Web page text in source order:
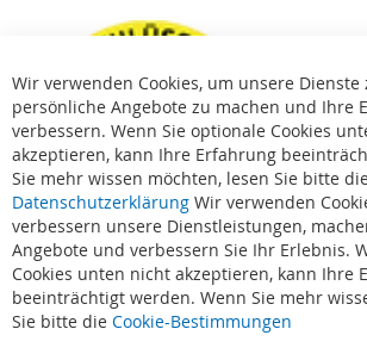
Suchbegriffe
Wir verwenden Cookies, um unsere Dienste
persönliche Angebote zu machen und Ihre
verbessern. Wenn Sie optionale Cookies
akzeptieren, kann Ihre Erfahrung
Sie mehr wissen möchten, lesen Sie bitte
Datenschutzerklärung Wir verwenden
verbessern unsere Dienstleistungen,
Angebote und verbessern Sie Ihr Erlebnis.
Cookies unten nicht akzeptieren, kann Ihre
beeinträchtigt werden. Wenn Sie mehr
Sie bitte die Cookie-Bestimmungen